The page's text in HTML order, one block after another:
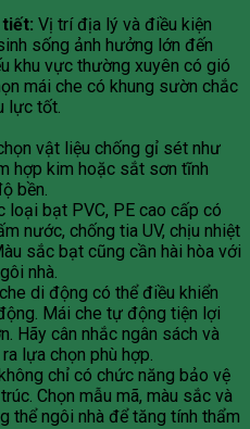
Vị trí địa lý và điều kiện
sống ảnh hưởng lớn đến
khu vực thường xuyên có gió
mái che có khung sườn chắc
lực tốt.
vật liệu chống gỉ sét như
hợp kim hoặc sắt sơn tĩnh
bền.
loại bạt PVC, PE cao cấp có
nước, chống tia UV, chịu nhiệt
sắc bạt cũng cần hài hòa với
nhà.
di động có thể điều khiển
Mái che tự động tiện lợi
Hãy cân nhắc ngân sách và
lựa chọn phù hợp.
chỉ có chức năng bảo vệ
Chọn mẫu mã, màu sắc và
thể ngôi nhà để tăng tính thẩm